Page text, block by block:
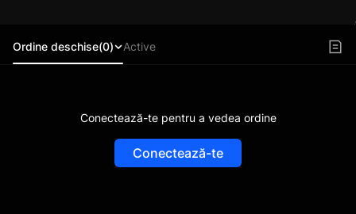
Ordine deschise(0) Active
Conectează-te pentru a vedea ordine
Conectează-te